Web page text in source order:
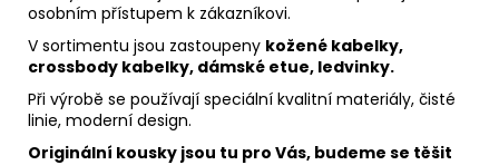
osobním přístupem k zákazníkovi.
V sortimentu jsou zastoupeny kožené kabelky,
crossbody kabelky, dámské etue, ledvinky.
Při výrobě se používají speciální kvalitní materiály, čisté
linie, moderní design.
Originální kousky jsou tu pro Vás, budeme se těšit